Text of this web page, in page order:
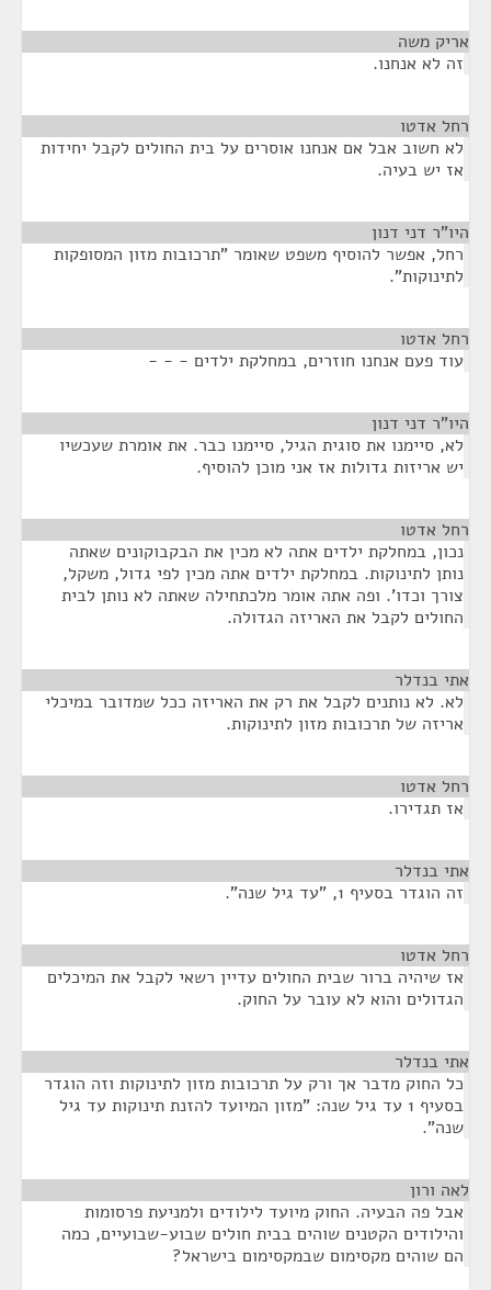
אריק משה
זה לא אנחנו.
רחל אדטו
לא חשוב אבל אם אנחנו אוסרים על בית החולים לקבל יחידות
אז יש בעיה.
היו"ר דני דנון
רחל, אפשר להוסיף משפט שאומר "תרכובות מזון המסופקות
לתינוקות".
רחל אדטו
עוד פעם אנחנו חוזרים, במחלקת ילדים - - -
היו"ר דני דנון
לא, סיימנו את סוגית הגיל, סיימנו כבר. את אומרת שעכשיו
יש אריזות גדולות אז אני מוכן להוסיף.
רחל אדטו
נכון, במחלקת ילדים אתה לא מכין את הבקבוקונים שאתה
נותן לתינוקות. במחלקת ילדים אתה מכין לפי גדול, משקל,
צורך וכדו'. ופה אתה אומר מלכתחילה שאתה לא נותן לבית
החולים לקבל את האריזה הגדולה.
אתי בנדלר
לא. לא נותנים לקבל את רק את האריזה ככל שמדובר במיכלי
אריזה של תרכובות מזון לתינוקות.
רחל אדטו
אז תגדירו.
אתי בנדלר
זה הוגדר בסעיף 1, "עד גיל שנה".
רחל אדטו
אז שיהיה ברור שבית החולים עדיין רשאי לקבל את המיכלים
הגדולים והוא לא עובר על החוק.
אתי בנדלר
כל החוק מדבר אך ורק על תרכובות מזון לתינוקות וזה הוגדר
בסעיף 1 עד גיל שנה: "מזון המיועד להזנת תינוקות עד גיל
שנה".
לאה ורון
אבל פה הבעיה. החוק מיועד לילודים ולמניעת פרסומות
והילודים הקטנים שוהים בבית חולים שבוע-שבועיים, כמה
הם שוהים מקסימום שבמקסימום בישראל?